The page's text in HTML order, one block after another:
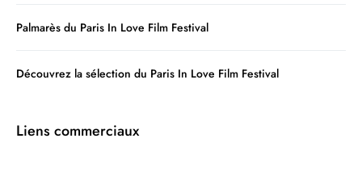
Palmarès du Paris In Love Film Festival
Découvrez la sélection du Paris In Love Film Festival
Liens commerciaux